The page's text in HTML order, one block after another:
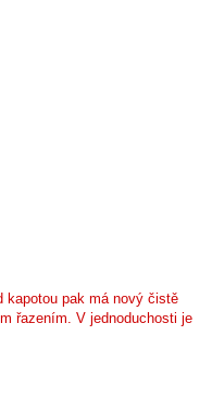
kapotou pak má nový čistě
řazením. V jednoduchosti je